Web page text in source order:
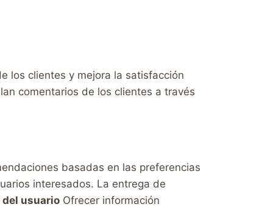
los clientes y mejora la satisfacción
comentarios de los clientes a través
basadas en las preferencias
interesados. La entrega de
usuario Ofrecer información